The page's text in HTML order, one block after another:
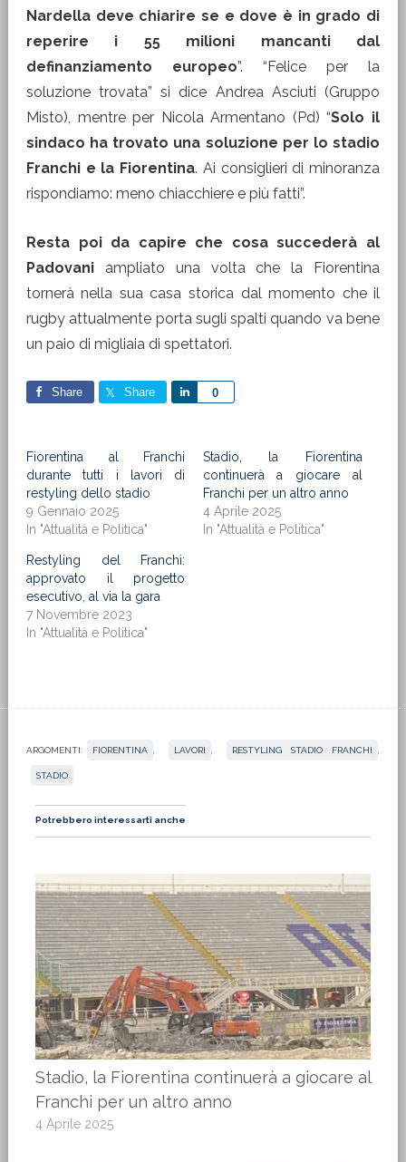
Nardella deve chiarire se e dove è in grado di
reperire i 55 milioni mancanti dal
definanziamento europeo”. “Felice per la
soluzione trovata” si dice Andrea Asciuti (Gruppo
Misto), mentre per Nicola Armentano (Pd) “Solo il
sindaco ha trovato una soluzione per lo stadio
Franchi e la Fiorentina. Ai consiglieri di minoranza
rispondiamo: meno chiacchiere e più fatti”.
Resta poi da capire che cosa succederà al
Padovani ampliato una volta che la Fiorentina
tornerà nella sua casa storica dal momento che il
rugby attualmente porta sugli spalti quando va bene
un paio di migliaia di spettatori.
Share Share 0
Share
Fiorentina al Franchi
durante tutti i lavori di
restyling dello stadio
9 Gennaio 2025
In "Attualità e Politica"
Stadio, la Fiorentina
continuerà a giocare al
Franchi per un altro anno
4 Aprile 2025
In "Attualità e Politica"
Restyling del Franchi:
approvato il progetto
esecutivo, al via la gara
7 Novembre 2023
In "Attualità e Politica"
ARGOMENTI: FIORENTINA LAVORI RESTYLING STADIO FRANCHI
STADIO
Potrebbero interessarti anche
Stadio, la Fiorentina continuerà a giocare al
Franchi per un altro anno
4 Aprile 2025